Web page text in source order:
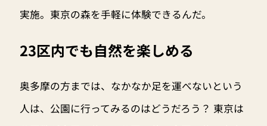
実施。東京の森を手軽に体験できるんだ。
23区内でも自然を楽しめる
奥多摩の方までは、なかなか足を運べないという
人は、公園に行ってみるのはどうだろう？ 東京は